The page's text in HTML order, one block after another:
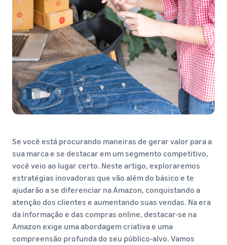
Se você está procurando maneiras de gerar valor para a
sua marca e se destacar em um segmento competitivo,
você veio ao lugar certo. Neste artigo, exploraremos
estratégias inovadoras que vão além do básico e te
ajudarão a se diferenciar na Amazon, conquistando a
atenção dos clientes e aumentando suas vendas. Na era
da informação e das compras online, destacar-se na
Amazon exige uma abordagem criativa e uma
compreensão profunda do seu público-alvo. Vamos